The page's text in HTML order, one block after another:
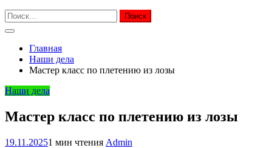
Найти:
Главная
Наши дела
Мастер класс по плетению из лозы
Наши дела
Мастер класс по плетению из лозы
19.11.20251 мин чтения Admin